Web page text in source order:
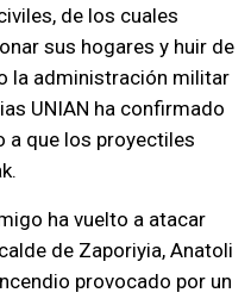
de los cuales
sus hogares y huir de
la administración militar
UNIAN ha confirmado
a que los proyectiles
ha vuelto a atacar
de Zaporiyia, Anatoli
provocado por un